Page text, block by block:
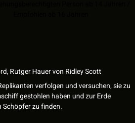
Rutger Hauervon Ridley Scott
verfolgen und versuchen, sie zu
gestohlen haben und zur Erde
zu finden.